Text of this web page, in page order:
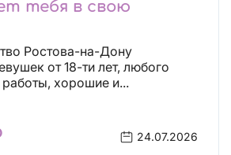
тебя в свою
Ростова-на-Дону
от 18-ти лет, любого
работы, хорошие и...
24.07.2026